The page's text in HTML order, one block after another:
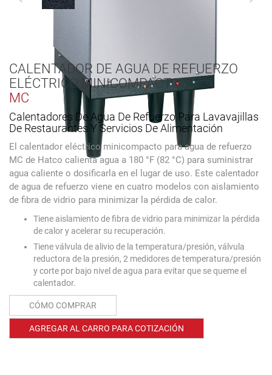
CALENTADOR DE AGUA DE REFUERZO
ELÉCTRICO MINICOMPACTO
MC
Calentadores De Agua De Refuerzo Para Lavavajillas
De Restaurantes Y Servicios De Alimentación
El calentador eléctrico minicompacto para agua de refuerzo
MC de Hatco calienta agua a 180 °F (82 °C) para suministrar
agua caliente o dosificarla en el lugar de uso. Este calentador
de agua de refuerzo viene en cuatro modelos con aislamiento
de fibra de vidrio para minimizar la pérdida de calor.
Tiene aislamiento de fibra de vidrio para minimizar la pérdida
de calor y acelerar su recuperación.
Tiene válvula de alivio de la temperatura/presión, válvula
reductora de la presión, 2 medidores de temperatura/presión
y corte por bajo nivel de agua para evitar que se queme el
calentador.
CÓMO COMPRAR
AGREGAR AL CARRO PARA COTIZACIÓN